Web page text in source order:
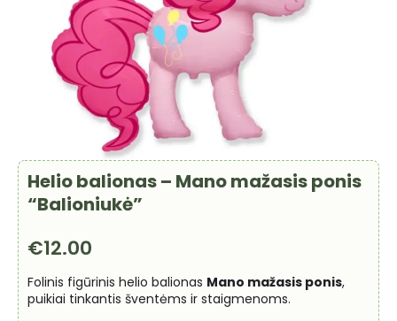
Helio balionas – Mano mažasis ponis
“Balioniukė”
€12.00
Folinis figūrinis helio balionas Mano mažasis ponis,
puikiai tinkantis šventėms ir staigmenoms.